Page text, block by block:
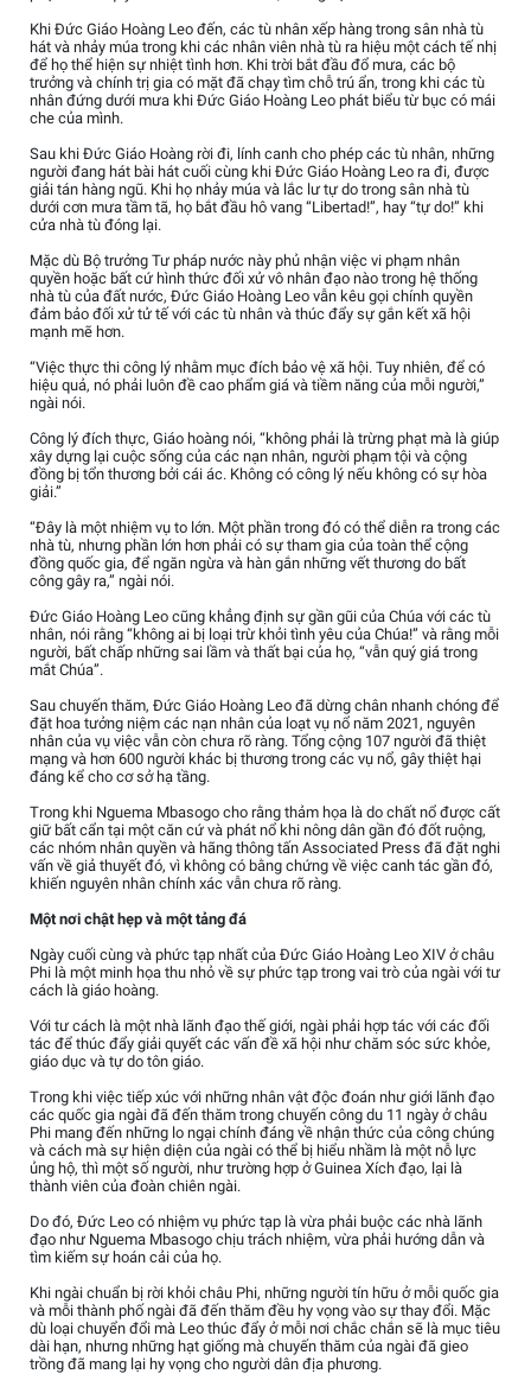
Khi Đức Giáo Hoàng Leo đến, các tù nhân xếp hàng trong sân nhà tù
hát và nhảy múa trong khi các nhân viên nhà tù ra hiệu một cách tế nhị
để họ thể hiện sự nhiệt tình hơn. Khi trời bắt đầu đổ mưa, các bộ
trưởng và chính trị gia có mặt đã chạy tìm chỗ trú ẩn, trong khi các tù
nhân đứng dưới mưa khi Đức Giáo Hoàng Leo phát biểu từ bục có mái
che của mình.
Sau khi Đức Giáo Hoàng rời đi, lính canh cho phép các tù nhân, những
người đang hát bài hát cuối cùng khi Đức Giáo Hoàng Leo ra đi, được
giải tán hàng ngũ. Khi họ nhảy múa và lắc lư tự do trong sân nhà tù
dưới cơn mưa tầm tã, họ bắt đầu hô vang “Libertad!”, hay “tự do!” khi
cửa nhà tù đóng lại.
Mặc dù Bộ trưởng Tư pháp nước này phủ nhận việc vi phạm nhân
quyền hoặc bất cứ hình thức đối xử vô nhân đạo nào trong hệ thống
nhà tù của đất nước, Đức Giáo Hoàng Leo vẫn kêu gọi chính quyền
đảm bảo đối xử tử tế với các tù nhân và thúc đẩy sự gắn kết xã hội
mạnh mẽ hơn.
“Việc thực thi công lý nhằm mục đích bảo vệ xã hội. Tuy nhiên, để có
hiệu quả, nó phải luôn đề cao phẩm giá và tiềm năng của mỗi người,”
ngài nói.
Công lý đích thực, Giáo hoàng nói, “không phải là trừng phạt mà là giúp
xây dựng lại cuộc sống của các nạn nhân, người phạm tội và cộng
đồng bị tổn thương bởi cái ác. Không có công lý nếu không có sự hòa
giải.”
“Đây là một nhiệm vụ to lớn. Một phần trong đó có thể diễn ra trong các
nhà tù, nhưng phần lớn hơn phải có sự tham gia của toàn thể cộng
đồng quốc gia, để ngăn ngừa và hàn gắn những vết thương do bất
công gây ra,” ngài nói.
Đức Giáo Hoàng Leo cũng khẳng định sự gần gũi của Chúa với các tù
nhân, nói rằng “không ai bị loại trừ khỏi tình yêu của Chúa!” và rằng mỗi
người, bất chấp những sai lầm và thất bại của họ, “vẫn quý giá trong
mắt Chúa”.
Sau chuyến thăm, Đức Giáo Hoàng Leo đã dừng chân nhanh chóng để
đặt hoa tưởng niệm các nạn nhân của loạt vụ nổ năm 2021, nguyên
nhân của vụ việc vẫn còn chưa rõ ràng. Tổng cộng 107 người đã thiệt
mạng và hơn 600 người khác bị thương trong các vụ nổ, gây thiệt hại
đáng kể cho cơ sở hạ tầng.
Trong khi Nguema Mbasogo cho rằng thảm họa là do chất nổ được cất
giữ bất cẩn tại một căn cứ và phát nổ khi nông dân gần đó đốt ruộng,
các nhóm nhân quyền và hãng thông tấn Associated Press đã đặt nghi
vấn về giả thuyết đó, vì không có bằng chứng về việc canh tác gần đó,
khiến nguyên nhân chính xác vẫn chưa rõ ràng.
Một nơi chật hẹp và một tảng đá
Ngày cuối cùng và phức tạp nhất của Đức Giáo Hoàng Leo XIV ở châu
Phi là một minh họa thu nhỏ về sự phức tạp trong vai trò của ngài với tư
cách là giáo hoàng.
Với tư cách là một nhà lãnh đạo thế giới, ngài phải hợp tác với các đối
tác để thúc đẩy giải quyết các vấn đề xã hội như chăm sóc sức khỏe,
giáo dục và tự do tôn giáo.
Trong khi việc tiếp xúc với những nhân vật độc đoán như giới lãnh đạo
các quốc gia ngài đã đến thăm trong chuyến công du 11 ngày ở châu
Phi mang đến những lo ngại chính đáng về nhận thức của công chúng
và cách mà sự hiện diện của ngài có thể bị hiểu nhầm là một nỗ lực
ủng hộ, thì một số người, như trường hợp ở Guinea Xích đạo, lại là
thành viên của đoàn chiên ngài.
Do đó, Đức Leo có nhiệm vụ phức tạp là vừa phải buộc các nhà lãnh
đạo như Nguema Mbasogo chịu trách nhiệm, vừa phải hướng dẫn và
tìm kiếm sự hoán cải của họ.
Khi ngài chuẩn bị rời khỏi châu Phi, những người tín hữu ở mỗi quốc gia
và mỗi thành phố ngài đã đến thăm đều hy vọng vào sự thay đổi. Mặc
dù loại chuyển đổi mà Leo thúc đẩy ở mỗi nơi chắc chắn sẽ là mục tiêu
dài hạn, nhưng những hạt giống mà chuyến thăm của ngài đã gieo
trồng đã mang lại hy vọng cho người dân địa phương.